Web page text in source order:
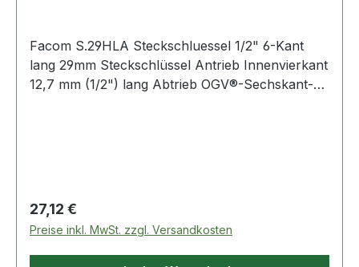
Facom S.29HLA Steckschluessel 1/2" 6-Kant
lang 29mm Steckschlüssel Antrieb Innenvierkant
12,7 mm (1/2") lang Abtrieb OGV®-Sechskant-
Regulärer Preis:
27,12 €
Preise inkl. MwSt. zzgl. Versandkosten